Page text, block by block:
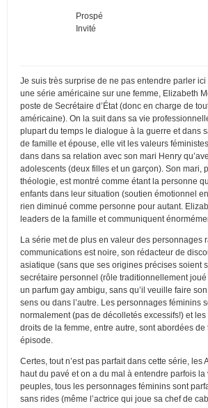
Prospé
Invité
Je suis très surprise de ne pas entendre parler ici
une série américaine sur une femme, Elizabeth
poste de Secrétaire d’État (donc en charge de
américaine). On la suit dans sa vie
plupart du temps le dialogue à la guerre et dans
de famille et épouse, elle vit les valeurs
dans dans sa relation avec son mari Henry
adolescents (deux filles et un garçon). Son mari,
théologie, est montré comme étant la personne
enfants dans leur situation (soutien émotionnel
rien diminué comme personne pour autant.
leaders de la famille et communiquent
La série met de plus en valeur des personnages
communications est noire, son rédacteur de
asiatique (sans que ses origines précises soient
secrétaire personnel (rôle traditionnellement
un parfum gay ambigu, sans qu’il veuille faire
sens ou dans l’autre. Les personnages féminins
normalement (pas de décolletés excessifs!) et
droits de la femme, entre autre, sont abordées
épisode.
Certes, tout n’est pas parfait dans cette série, les
haut du pavé et on a du mal à entendre parfois la
peuples, tous les personnages féminins sont
sans rides (même l’actrice qui joue sa chef de